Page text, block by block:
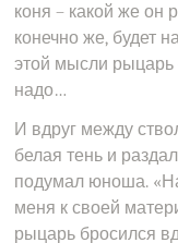
коня – какой же он
конечно же, будет
этой мысли рыцарь
надо…
И вдруг между
белая тень и
подумал юноша.
меня к своей
рыцарь бросился